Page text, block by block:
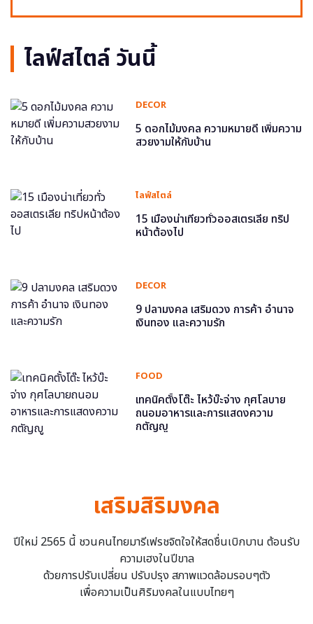
ไลฟ์สไตล์ วันนี้
DECOR
5 ดอกไม้มงคล ความหมายดี เพิ่มความ
สวยงามให้กับบ้าน
ไลฟ์สไตล์
15 เมืองน่าเที่ยวทั่วออสเตรเลีย ทริป
หน้าต้องไป
DECOR
9 ปลามงคล เสริมดวง การค้า อำนาจ
เงินทอง และความรัก
FOOD
เทคนิคตั้งโต๊ะ ไหว้บ๊ะจ่าง กุศโลบาย
ถนอมอาหารและการแสดงความ
กตัญญู
เสริมสิริมงคล
ปีใหม่ 2565 นี้ ชวนคนไทยมารีเฟรชจิตใจให้สดชื่นเบิกบาน ต้อนรับ
ความเฮงในปีขาล
ด้วยการปรับเปลี่ยน ปรับปรุง สภาพแวดล้อมรอบๆตัว
เพื่อความเป็นศิริมงคลในแบบไทยๆ